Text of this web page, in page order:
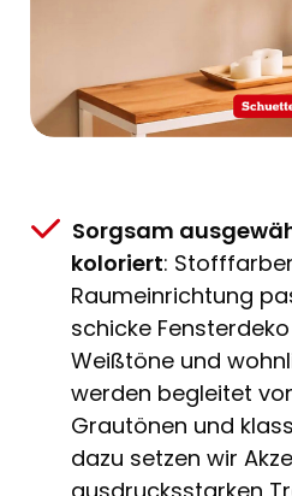
Sorgsam
koloriert:
Raumeinrichtung
schicke
Weißtöne und
werden begleitet
Grautönen und
dazu setzen wir